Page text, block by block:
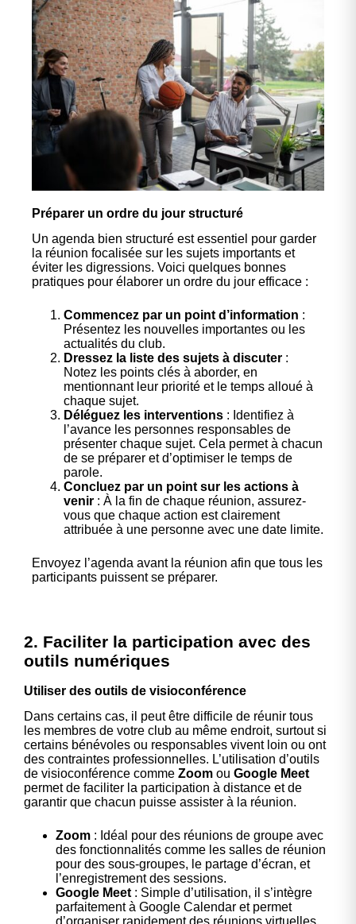
Préparer un ordre du jour structuré
Un agenda bien structuré est essentiel pour garder
la réunion focalisée sur les sujets importants et
éviter les digressions. Voici quelques bonnes
pratiques pour élaborer un ordre du jour efficace :
Commencez par un point d’information :
Présentez les nouvelles importantes ou les
actualités du club.
Dressez la liste des sujets à discuter :
Notez les points clés à aborder, en
mentionnant leur priorité et le temps alloué à
chaque sujet.
Déléguez les interventions : Identifiez à
l’avance les personnes responsables de
présenter chaque sujet. Cela permet à chacun
de se préparer et d’optimiser le temps de
parole.
Concluez par un point sur les actions à
venir : À la fin de chaque réunion, assurez-
vous que chaque action est clairement
attribuée à une personne avec une date limite.
Envoyez l’agenda avant la réunion afin que tous les
participants puissent se préparer.
2. Faciliter la participation avec des
outils numériques
Utiliser des outils de visioconférence
Dans certains cas, il peut être difficile de réunir tous
les membres de votre club au même endroit, surtout si
certains bénévoles ou responsables vivent loin ou ont
des contraintes professionnelles. L’utilisation d’outils
de visioconférence comme Zoom ou Google Meet
permet de faciliter la participation à distance et de
garantir que chacun puisse assister à la réunion.
Zoom : Idéal pour des réunions de groupe avec
des fonctionnalités comme les salles de réunion
pour des sous-groupes, le partage d’écran, et
l’enregistrement des sessions.
Google Meet: Simple d’utilisation, il s’intègre
parfaitement à Google Calendar et permet